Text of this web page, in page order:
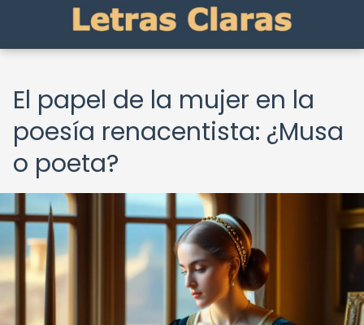
El papel de la mujer en la
poesía renacentista: ¿Musa
o poeta?